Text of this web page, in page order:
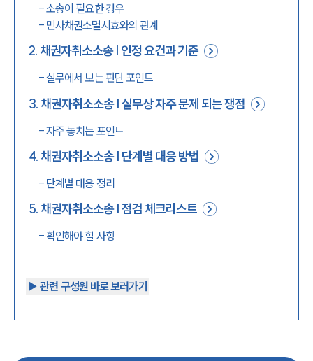
-소송이 필요한 경우
- 민사채권소멸시효와의 관계
2. 채권자취소소송 | 인정 요건과 기준
-실무에서 보는 판단 포인트
3. 채권자취소소송 | 실무상 자주 문제 되는 쟁점
-자주 놓치는 포인트
4. 채권자취소소송 | 단계별 대응 방법
- 단계별 대응 정리
5. 채권자취소소송 | 점검 체크리스트
- 확인해야 할 사항
▶︎ 관련 구성원 바로 보러가기